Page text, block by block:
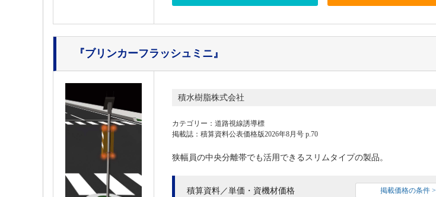
『ブリンカーフラッシュミニ』
積水樹脂株式会社
カテゴリー：道路視線誘導標
掲載誌：積算資料公表価格版2026年8月号 p.70
狭幅員の中央分離帯でも活用できるスリムタイプの製品。
積算資料／単価・資機材価格 掲載価格の条件 >